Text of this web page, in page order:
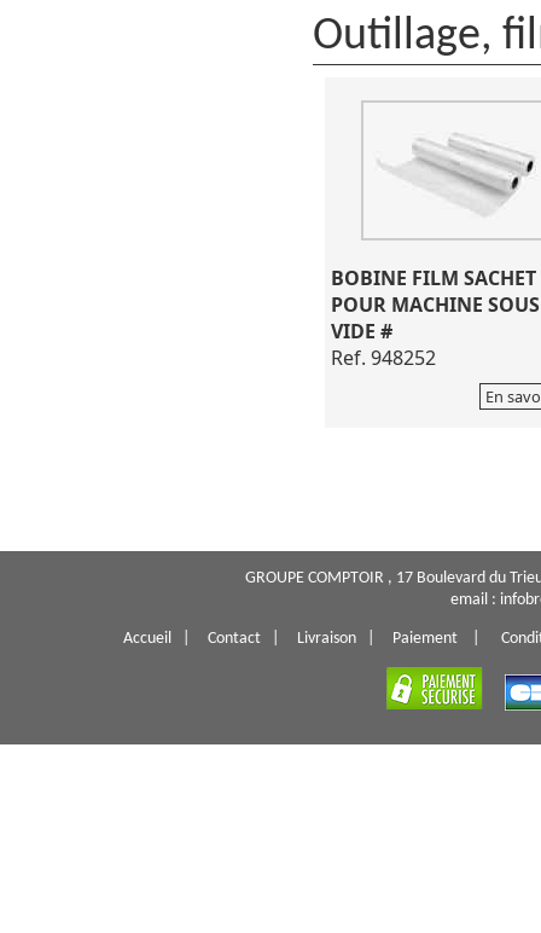
Outillage,
BOBINE FILM SACHET
POUR MACHINE SOUS
VIDE #
Ref. 948252
En
GROUPE COMPTOIR , 17 Boulevard du
email :
Accueil Contact Livraison Paiement